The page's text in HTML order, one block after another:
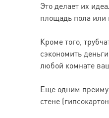
Это делает их
площадь пола или
Кроме того,
сэкономить
любой комнате
Еще одним
стене